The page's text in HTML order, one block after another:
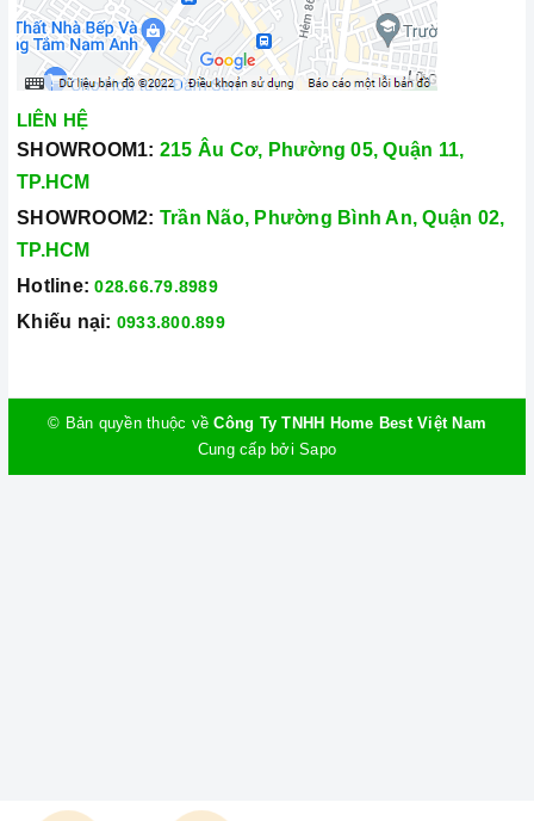
LIÊN HỆ
SHOWROOM1: 215 Âu Cơ, Phường 05, Quận 11,
TP.HCM
SHOWROOM2: Trần Não, Phường Bình An, Quận 02,
TP.HCM
Hotline: 028.66.79.8989
Khiếu nại: 0933.800.899
© Bản quyền thuộc vềCông Ty TNHH Home Best Việt Nam
Cung cấp bởiSapo